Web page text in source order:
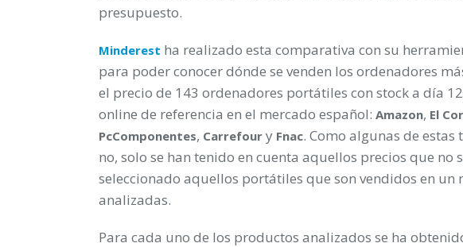
presupuesto.
Minderest ha realizado esta comparativa con su
para poder conocer dónde se venden los ordenadores
el precio de 143 ordenadores portátiles con stock a día
online de referencia en el mercado español: Amazon, El
PcComponentes, Carrefour y Fnac. Como algunas de
no, solo se han tenido en cuenta aquellos precios que no
seleccionado aquellos portátiles que son vendidos en un
analizadas.
Para cada uno de los productos analizados se ha